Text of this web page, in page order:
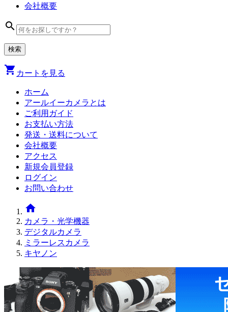
会社概要
search
shopping_cart カートを見る
ホーム
アールイーカメラとは
ご利用ガイド
お支払い方法
発送・送料について
会社概要
アクセス
新規会員登録
ログイン
お問い合わせ
home
カメラ・光学機器
デジタルカメラ
ミラーレスカメラ
キヤノン